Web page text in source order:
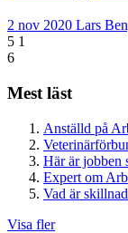
2 nov 2020 Lars
5 1
6
Mest läst
Anställd på
Här är jobben
Expert om
Vad är
Visa fler